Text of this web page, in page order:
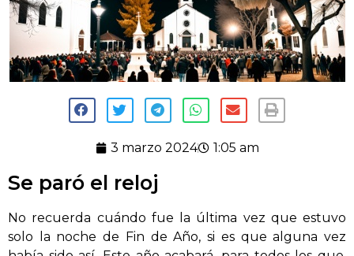
3 marzo 2024 1:05 am
Se paró el reloj
No recuerda cuándo fue la última vez que estuvo
solo la noche de Fin de Año, si es que alguna vez